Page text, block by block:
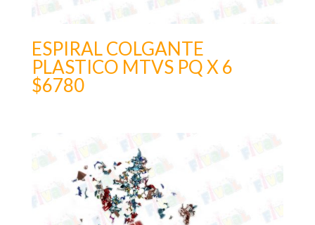
ESPIRAL COLGANTE
PLASTICO MTVS PQ X 6
$6780